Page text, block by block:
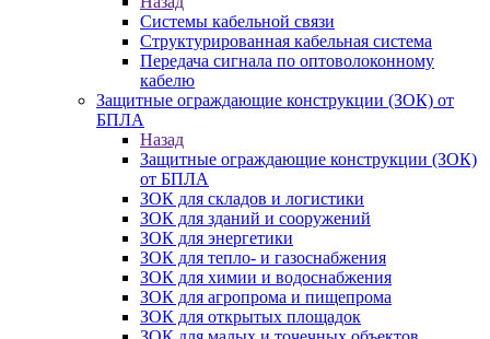
Системы кабельной связи
Структурированная кабельная система
Передача сигнала по оптоволоконному
кабелю
Защитные ограждающие конструкции (ЗОК) от
БПЛА
Назад
Защитные ограждающие конструкции (ЗОК)
от БПЛА
ЗОК для складов и логистики
ЗОК для зданий и сооружений
ЗОК для энергетики
ЗОК для тепло- и газоснабжения
ЗОК для химии и водоснабжения
ЗОК для агропрома и пищепрома
ЗОК для открытых площадок